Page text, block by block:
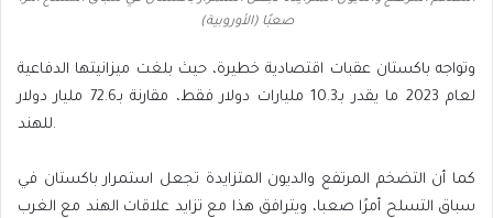
صعبًا (الأوروبية)
وتواجه باكستان عقبات اقتصادية خطيرة، حيث بلغت ميزانيتها الدفاعية
لعام 2023 ما يقدر بـ10.3 مليارات دولار فقط، مقارنة بـ72.6 مليار دولار
للهند.
كما أن التضخم المرتفع والديون المتزايدة تجعل استمرار باكستان في
سباق التسلح أمرًا صعبا، ويترافق هذا مع تزايد علاقات الهند مع الغرب